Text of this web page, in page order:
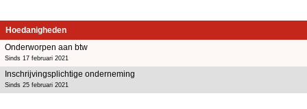
Hoedanigheden
Onderworpen aan btw
Sinds 17 februari 2021
Inschrijvingsplichtige onderneming
Sinds 25 februari 2021